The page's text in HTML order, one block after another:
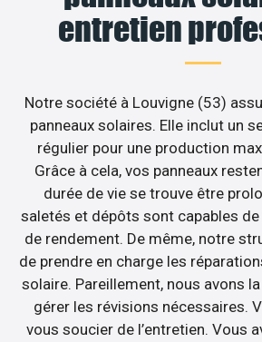
entretien
Notre société à Louvigne (53)
panneaux solaires. Elle inclut un
régulier pour une production
Grâce à cela, vos panneaux
durée de vie se trouve être
saletés et dépôts sont capables
de rendement. De même, notre
de prendre en charge les
solaire. Pareillement, nous avons
gérer les révisions nécessaires.
vous soucier de l’entretien. Vous